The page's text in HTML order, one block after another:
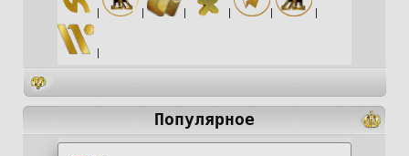
| | | | | |
|
Популярное